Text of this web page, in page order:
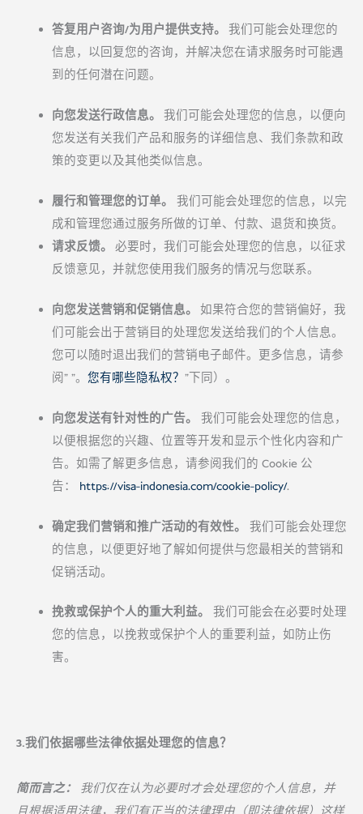
答复用户咨询/为用户提供支持。 我们可能会处理您的
信息，以回复您的咨询，并解决您在请求服务时可能遇
到的任何潜在问题。
向您发送行政信息。 我们可能会处理您的信息，以便向
您发送有关我们产品和服务的详细信息、我们条款和政
策的变更以及其他类似信息。
履行和管理您的订单。
我们可能会处理您的信息，以完
成和管理您通过服务所做的订单、付款、退货和换货。
请求反馈。 必要时，我们可能会处理您的信息，以征求
反馈意见，并就您使用我们服务的情况与您联系。
向您发送营销和促销信息。 如果符合您的营销偏好，我
们可能会出于营销目的处理您发送给我们的个人信息。
您可以随时退出我们的营销电子邮件。更多信息，请参
阅" "。 您有哪些隐私权？ "下同）。
向您发送有针对性的广告。
我们可能会处理您的信息，
以便根据您的兴趣、位置等开发和显示个性化内容和广
告。如需了解更多信息，请参阅我们的 Cookie 公
告： https://visa-indonesia.com/cookie-policy/.
确定我们营销和推广活动的有效性。
我们可能会处理您
的信息，以便更好地了解如何提供与您最相关的营销和
促销活动。
挽救或保护个人的重大利益。
我们可能会在必要时处理
您的信息，以挽救或保护个人的重要利益，如防止伤
害。
3.我们依据哪些法律依据处理您的信息？
简而言之： 我们仅在认为必要时才会处理您的个人信息，并